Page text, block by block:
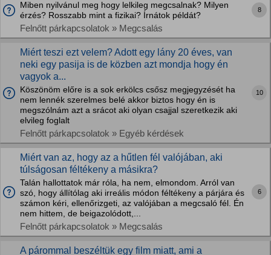
Miben nyilvánul meg hogy lelkileg megcsalnak? Milyen
érzés? Rosszabb mint a fizikai? Írnátok példát?
Felnőtt párkapcsolatok » Megcsalás
8
Miért teszi ezt velem? Adott egy lány 20 éves, van
neki egy pasija is de közben azt mondja hogy én
vagyok a...
Köszönöm előre is a sok erkölcs csősz megjegyzését ha
nem lennék szerelmes belé akkor biztos hogy én is
megszólnám azt a srácot aki olyan csajjal szeretkezik aki
elvileg foglalt
Felnőtt párkapcsolatok » Egyéb kérdések
10
Miért van az, hogy az a hűtlen fél valójában, aki
túlságosan féltékeny a másikra?
Talán hallottatok már róla, ha nem, elmondom. Arról van
szó, hogy állítólag aki irreális módon féltékeny a párjára és
számon kéri, ellenőrizgeti, az valójában a megcsaló fél. Én
nem hittem, de beigazolódott,...
Felnőtt párkapcsolatok » Megcsalás
6
A párommal beszéltük egy film miatt, ami a